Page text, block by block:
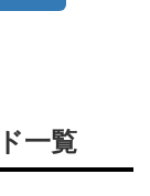
一覧